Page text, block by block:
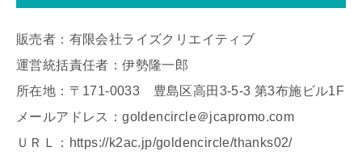
販売者：有限会社ライズクリエイティブ
運営統括責任者：伊勢隆一郎
所在地：〒171-0033 豊島区高田3-5-3 第3布施ビル1F
メールアドレス：goldencircle＠jcapromo.com
ＵＲＬ：https://k2ac.jp/goldencircle/thanks02/